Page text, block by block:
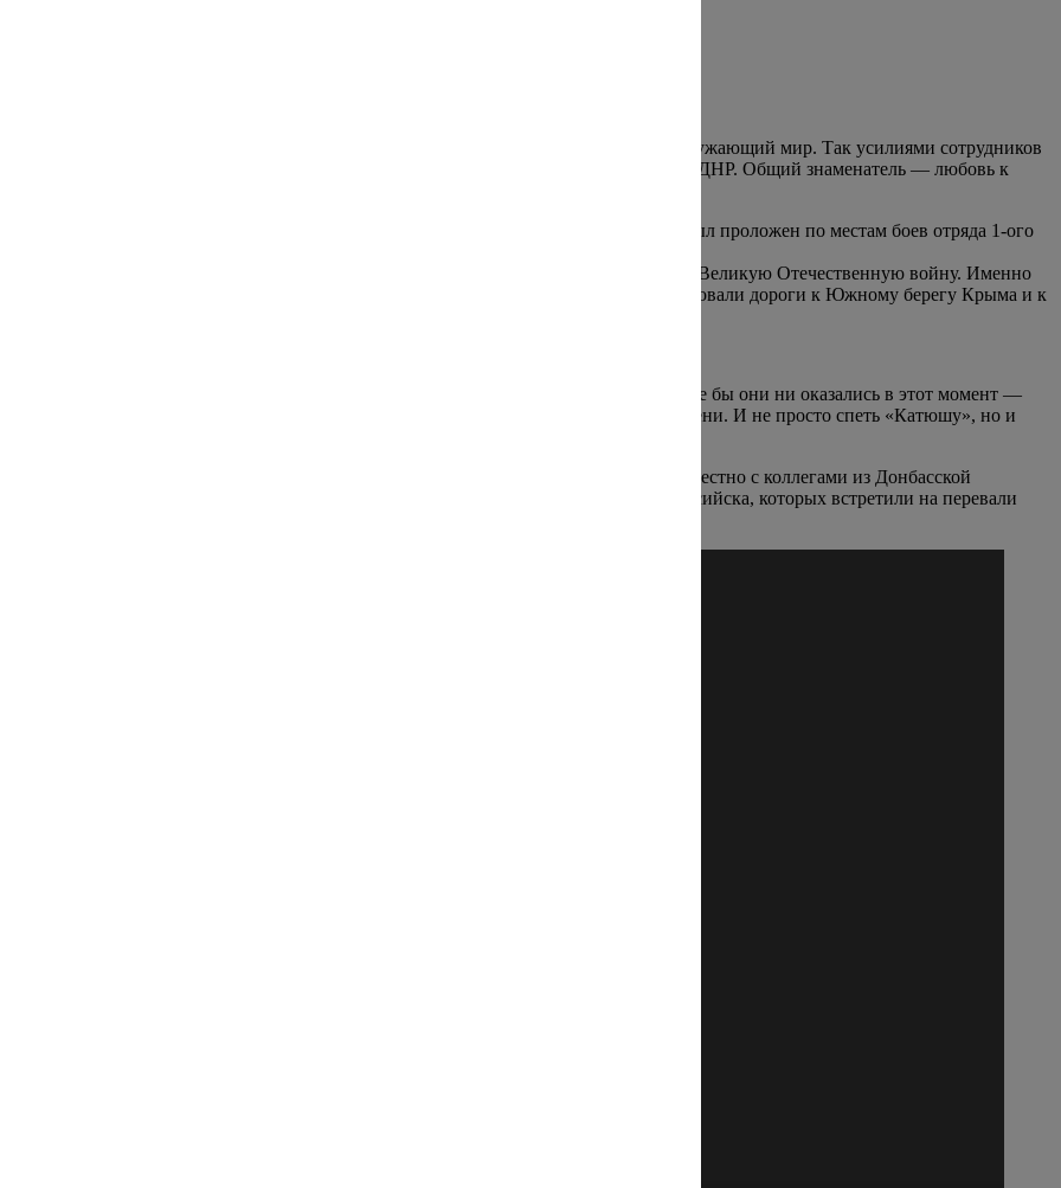
стремящихся к покорению новых вершин и не устающих познавать окружающий мир. Так усилиями сотрудников
, в который также вошли и представители других учреждений ДНР. Общий знаменатель — любовь к
в Крым
. В этом году мероприятие прошло с 9 до 17 мая, и маршрут группы был проложен по местам боев отряда 1-ого
района.
известность благодаря активным партизанским действиям в этом районе в Великую Отечественную войну. Именно
Михаил Иванович Чуб). Партизаны этого и других крымских отрядов контролировали дороги к Южному берегу Крыма и к
традиционную акцию
. Ведущие призвали слушателей, где бы они ни оказались в этот момент —
страны или планеты — присоединиться к акции 9 мая в 13:30 по московскому времени. И не просто спеть «Катюшу», но и
группа в заявленное время
, спев «Катюшу» совместно с коллегами из Донбасской
МЧС ДНР, а также с участниками тургруппы из Екатеринбурга и Ханты-Мансийска, которых встретили на перевали